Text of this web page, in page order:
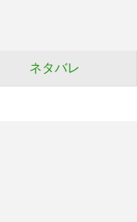
ネタバレ